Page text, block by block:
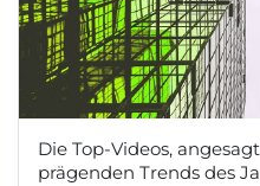
Die Top-Videos,
prägenden Trends des